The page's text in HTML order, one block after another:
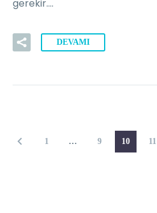
gerekir….
DEVAMI
1 … 9 10 11